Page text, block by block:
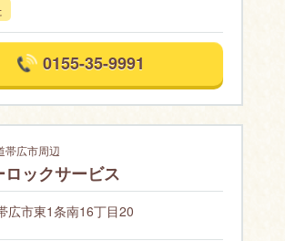
0155-35-9991
帯広市周辺
ックサービス
広市東1条南16丁目20